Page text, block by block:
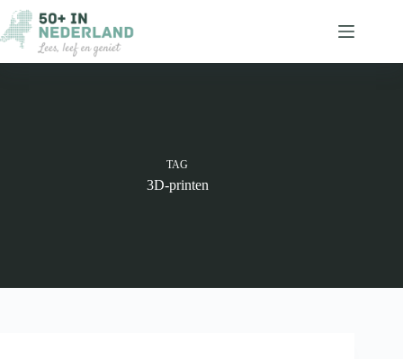
naar
de
inhoud
TAG
3D-printen